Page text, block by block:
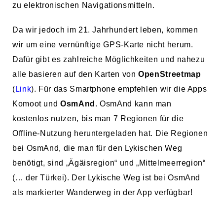
zu elektronischen Navigationsmitteln.
Da wir jedoch im 21. Jahrhundert leben, kommen
wir um eine vernünftige GPS-Karte nicht herum.
Dafür gibt es zahlreiche Möglichkeiten und nahezu
alle basieren auf den Karten vonOpenStreetmap
( Link). Für das Smartphone empfehlen wir die Apps
Komoot undOsmAnd . OsmAnd kann man
kostenlos nutzen, bis man 7 Regionen für die
Offline-Nutzung heruntergeladen hat. Die Regionen
bei OsmAnd, die man für den Lykischen Weg
benötigt, sind „Ägäisregion“ und „Mittelmeerregion“
(… der Türkei). Der Lykische Weg ist bei OsmAnd
als markierter Wanderweg in der App verfügbar!